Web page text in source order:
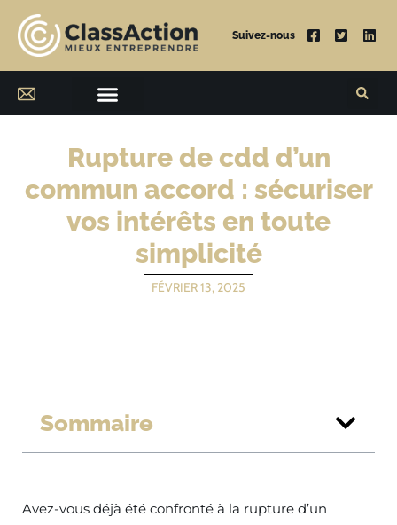
Suivez-nous
Rupture de cdd d’un
commun accord : sécuriser
vos intérêts en toute
simplicité
FÉVRIER 13, 2025
Sommaire
Avez-vous déjà été confronté à la rupture d’un